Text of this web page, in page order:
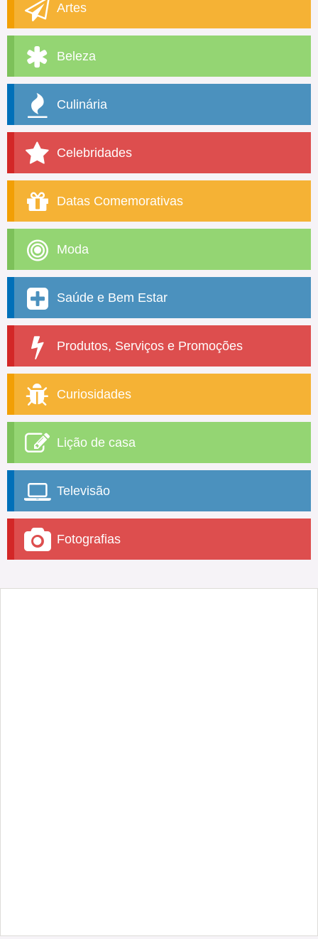
Artes
Beleza
Culinária
Celebridades
Datas Comemorativas
Moda
Saúde e Bem Estar
Produtos, Serviços e Promoções
Curiosidades
Lição de casa
Televisão
Fotografias